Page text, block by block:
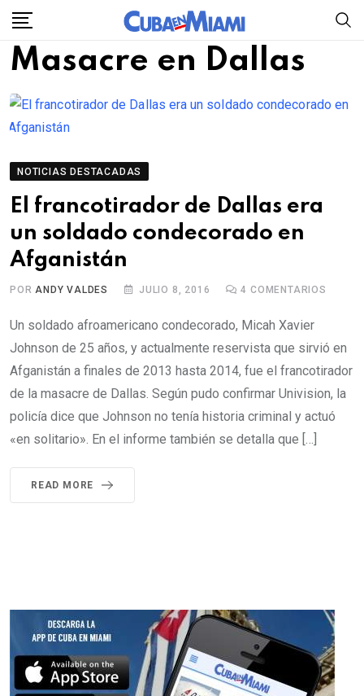
Skip
content
Masacre en Dallas
NOTICIAS DESTACADAS
El francotirador de Dallas era
un soldado condecorado en
Afganistán
PORANDY VALDES JULIO 8, 2016 4 COMENTARIOS
Un soldado afroamericano condecorado, Micah Xavier
Johnson de 25 años, y actualmente reservista que sirvió en
Afganistán a finales de 2013 hasta 2014, fue el francotirador
de la masacre de Dallas. Según pudo confirmar Univision, la
policía dice que Johnson no tenía historia criminal y actuó
«en solitario». En el informe también se detalla que […]
READ MORE